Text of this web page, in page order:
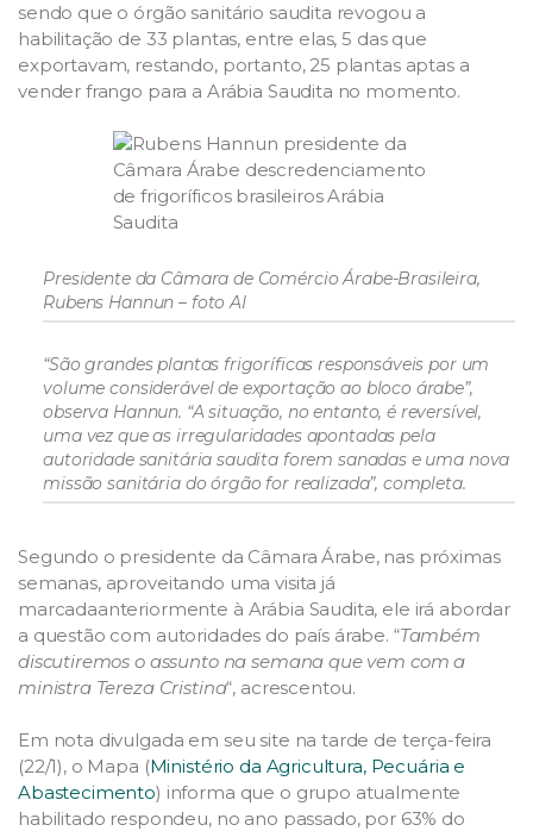
sendo que o órgão sanitário saudita revogou a
habilitação de 33 plantas, entre elas, 5 das que
exportavam, restando, portanto, 25 plantas aptas a
vender frango para a Arábia Saudita no momento.
Presidente da Câmara de Comércio Árabe-Brasileira,
Rubens Hannun – foto AI
“São grandes plantas frigoríficas responsáveis por um
volume considerável de exportação ao bloco árabe”,
observa Hannun. “A situação, no entanto, é reversível,
uma vez que as irregularidades apontadas pela
autoridade sanitária saudita forem sanadas e uma nova
missão sanitária do órgão for realizada”, completa.
Segundo o presidente da Câmara Árabe, nas próximas
semanas, aproveitando uma visita já
marcadaanteriormente à Arábia Saudita, ele irá abordar
a questão com autoridades do país árabe. “Também
discutiremos o assunto na semana que vem com a
ministra Tereza Cristina“, acrescentou.
Em nota divulgada em seu site na tarde de terça-feira
(22/1), o Mapa (Ministério da Agricultura, Pecuária e
Abastecimento) informa que o grupo atualmente
habilitado respondeu, no ano passado, por 63% do